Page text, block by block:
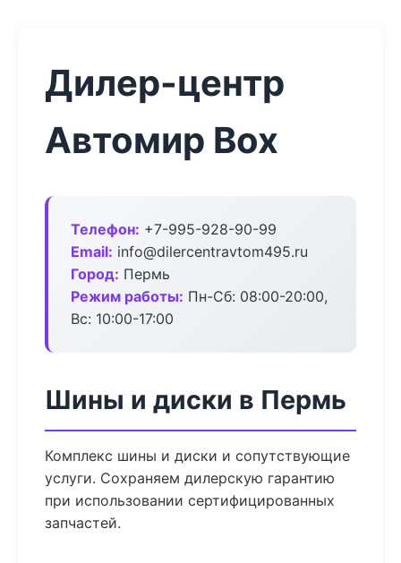
Дилер-центр
Автомир Box
Телефон: +7-995-928-90-99
Email: info@dilercentravtom495.ru
Город: Пермь
Режим работы: Пн-Сб: 08:00-20:00,
Вс: 10:00-17:00
Шины и диски в Пермь
Комплекс шины и диски и сопутствующие
услуги. Сохраняем дилерскую гарантию
при использовании сертифицированных
запчастей.